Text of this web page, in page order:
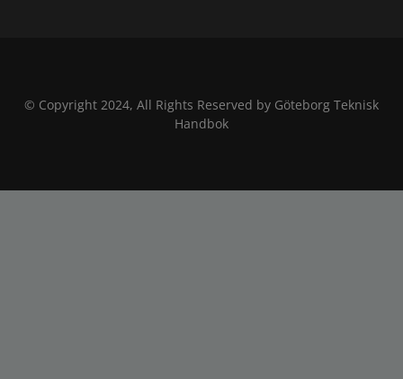
© Copyright 2024, All Rights Reserved by Göteborg Teknisk
Handbok